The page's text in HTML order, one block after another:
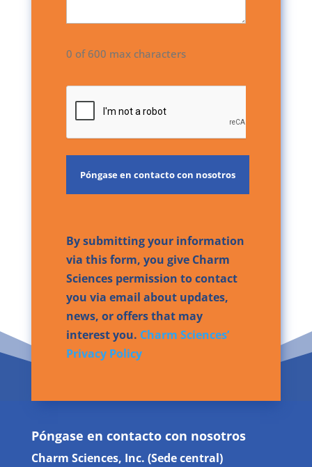
0 of 600 max characters
By submitting your information
via this form, you give Charm
Sciences permission to contact
you via email about updates,
news, or offers that may
interest you. Charm Sciences’
Privacy Policy
Póngase en contacto con nosotros
Charm Sciences, Inc. (Sede central)